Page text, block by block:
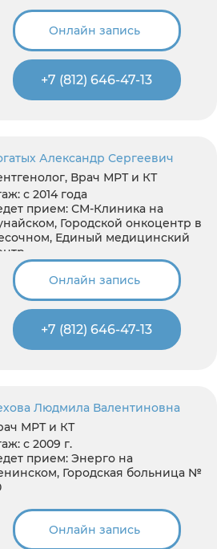
Онлайн запись
+7 (812) 646-47-13
Александр Сергеевич
Врач МРТ и КТ
с 2014 года
прием: СМ-Клиника на
Городской онкоцентр в
Единый медицинский
Онлайн запись
+7 (812) 646-47-13
Людмила Валентиновна
МРТ и КТ
с 2009 г.
прием: Энерго на
Городская больница №
Онлайн запись